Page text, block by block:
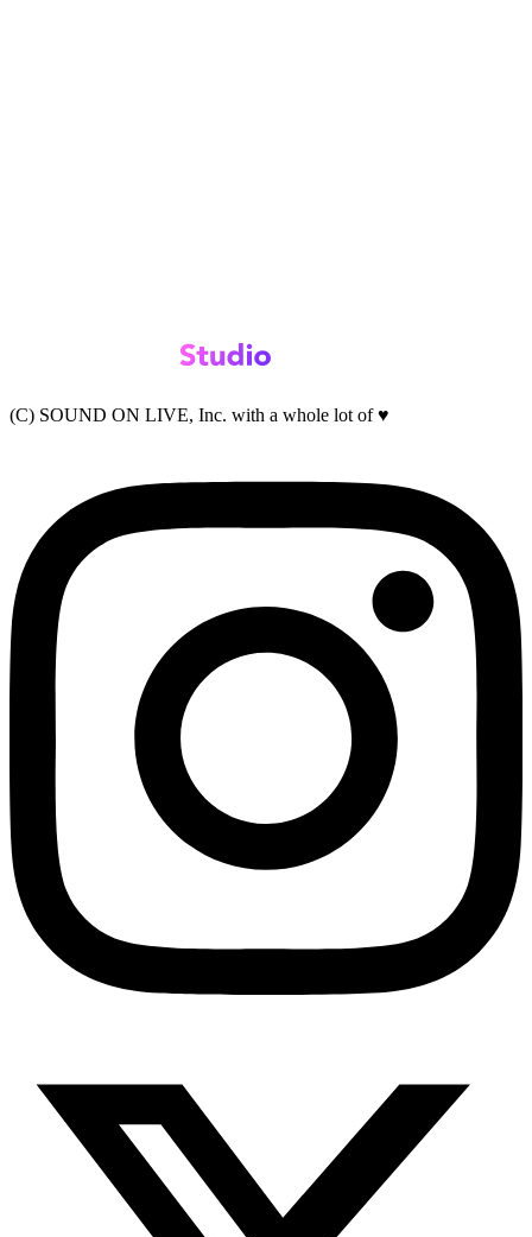
(C) SOUND ON LIVE, Inc. with a whole lot of ♥